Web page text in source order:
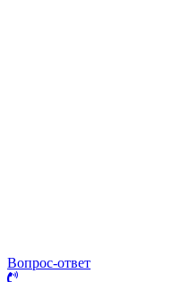
Вопрос-ответ